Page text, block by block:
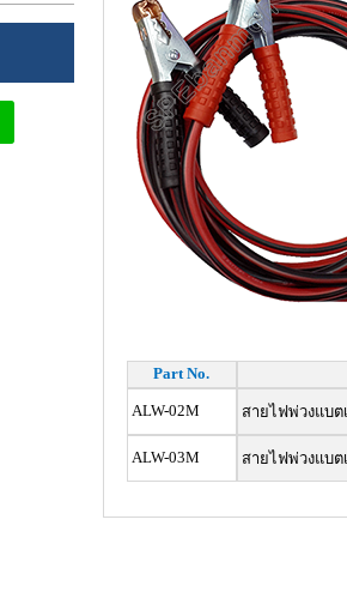
Part No.
ALW-02M สายไฟพ่วงแบต
ALW-03M สายไฟพ่วงแบต